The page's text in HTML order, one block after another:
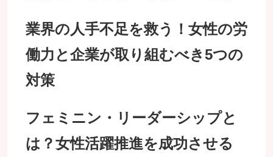
業界の人手不足を救う！女性の労
働力と企業が取り組むべき5つの
対策
フェミニン・リーダーシップと
は？女性活躍推進を成功させる